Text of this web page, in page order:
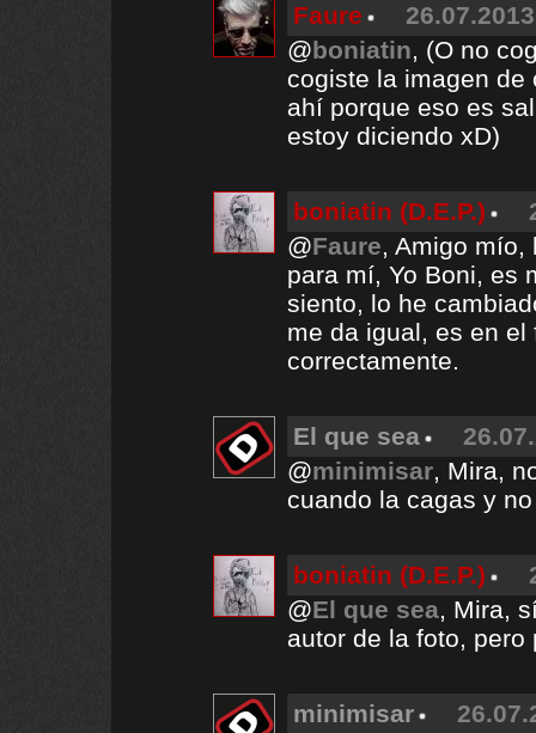
Faure
@boniatin, (O no
cogiste la imagen de
ahí porque eso es
estoy diciendo xD)
boniatin (D.E.P.)
@Faure, Amigo mío,
para mí, Yo Boni, es
siento, lo he
me da igual, es en
correctamente.
El que sea
@minimisar, Mira,
cuando la cagas y
boniatin (D.E.P.)
@El que sea, Mira,
autor de la foto,
minimisar